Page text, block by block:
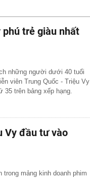
thu dưới 10
chuyển tiền
"huyết
Á hậu Việt?
danh
trẻ giàu nhất
những người dưới 40 tuổi
viên Trung Quốc - Triệu Vy
trên bảng xếp hạng.
Vy đầu tư vào
mảng kinh doanh phim